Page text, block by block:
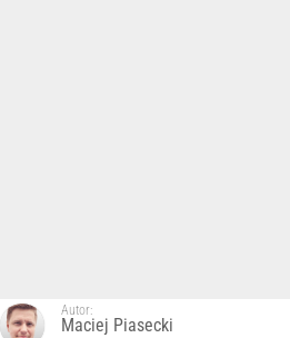
Autor:
Maciej Piasecki